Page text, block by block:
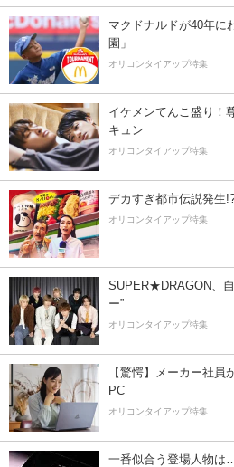
マクドナルドが40年に
園」
オリコンタイアップ特集
イケメンてんこ盛り！
キュン
オリコンタイアップ特集
デカすぎ都市伝説発生
オリコンタイアップ特集
SUPER★DRAGON、
ー”
オリコンタイアップ特集
【驚愕】メーカー社
PC
オリコンタイアップ特集
一番似合う登場人物は